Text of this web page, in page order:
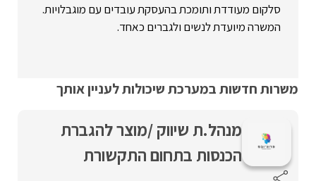
סלקום מעודדת ותומכת בהעסקת עובדים עם מוגבלויות.
המשרה מיועדת לנשים ולגברים כאחד.
משרות חדשות במערכת שיכולות לעניין אותך
מנהל.ת שיווק /מוצר להגברת
הכנסות בתחום התקשורת